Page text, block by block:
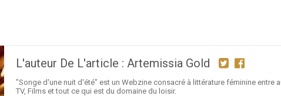
L'auteur De L'article : Artemissia Gold
"Songe d'une nuit d'été" est un Webzine consacré à littérature féminine entre
TV, Films et tout ce qui est du domaine du loisir.